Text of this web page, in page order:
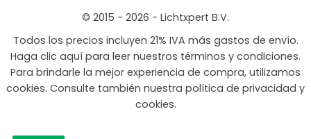
© 2015 - 2026 - Lichtxpert B.V.
Todos los precios incluyen 21% IVA más gastos de envío.
Haga clic aquí para leer nuestros términos y condiciones.
Para brindarle la mejor experiencia de compra, utilizamos
cookies. Consulte también nuestra política de privacidad y
cookies.